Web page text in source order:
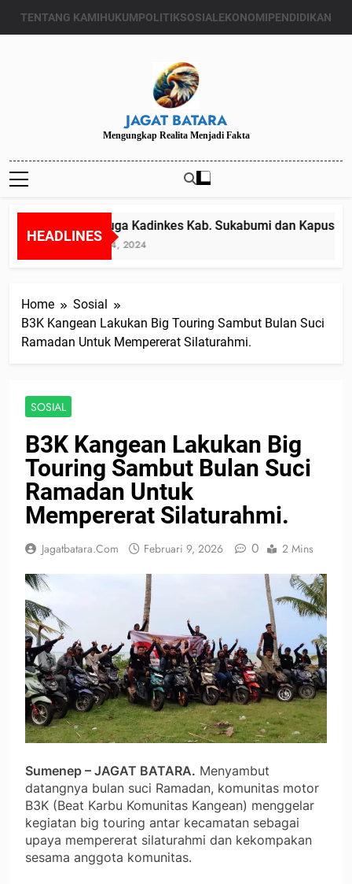
TENTANG KAMIHUKUMPOLITIKSOSIALEKONOMIPENDIDIKAN
JAGAT BATARA
Mengungkap Realita Menjadi Fakta
HEADLINES
Diduga Kadinkes Kab. Sukabumi dan
Juli 24, 2024
Home
Sosial
B3K Kangean Lakukan Big Touring Sambut Bulan Suci
Ramadan Untuk Mempererat Silaturahmi.
SOSIAL
B3K Kangean Lakukan Big
Touring Sambut Bulan Suci
Ramadan Untuk
Mempererat Silaturahmi.
Jagatbatara.com Februari 9, 2026 0 2 Mins
Sumenep – JAGAT BATARA. Menyambut
datangnya bulan suci Ramadan, komunitas motor
B3K (Beat Karbu Komunitas Kangean) menggelar
kegiatan big touring antar kecamatan sebagai
upaya mempererat silaturahmi dan kekompakan
sesama anggota komunitas.